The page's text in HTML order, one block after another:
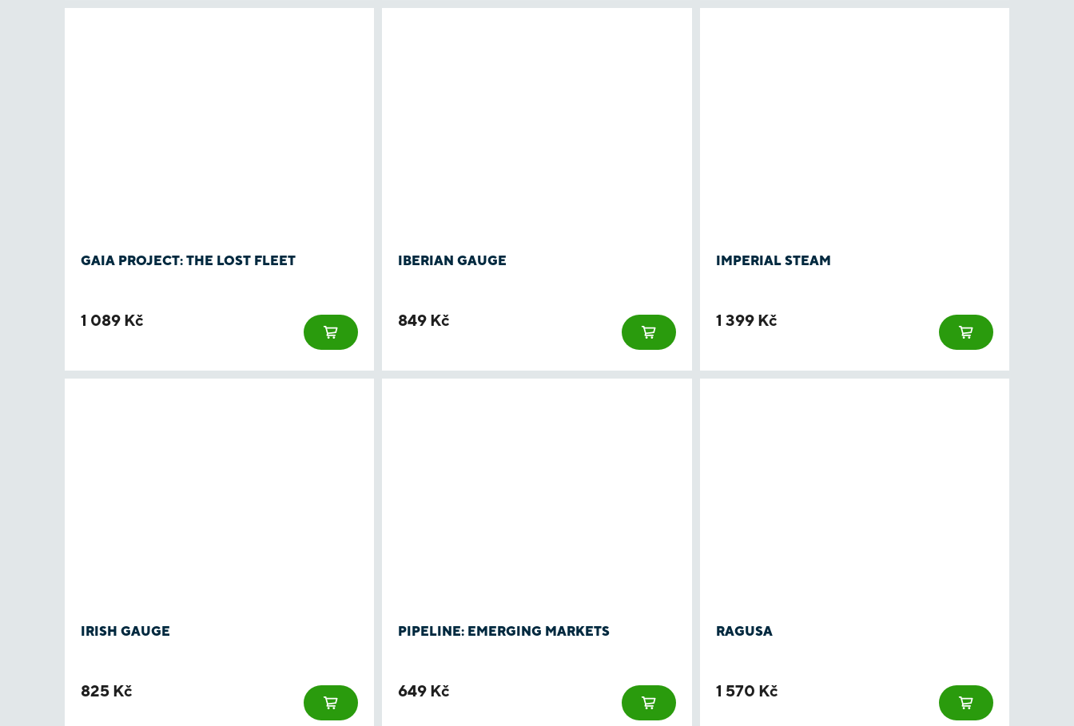
GAIA PROJECT: THE LOST FLEET
1 089 Kč
IBERIAN GAUGE
849 Kč
IMPERIAL STEAM
1 399 Kč
IRISH GAUGE
825 Kč
PIPELINE: EMERGING MARKETS
649 Kč
RAGUSA
1 570 Kč